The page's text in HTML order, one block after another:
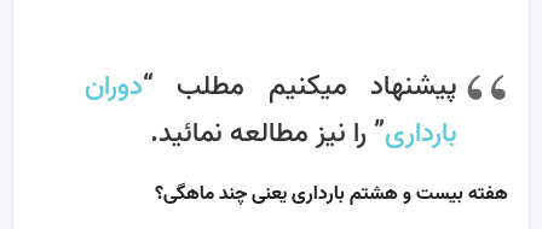
پیشنهاد میکنیم مطلب “دوران
بارداری” را نیز مطالعه نمائید.
هفته بیست و هشتم بارداری یعنی چند ماهگی؟